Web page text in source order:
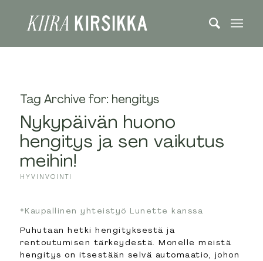
Tag Archive for: hengitys
Nykypäivän huono
hengitys ja sen vaikutus
meihin!
HYVINVOINTI
*Kaupallinen yhteistyö Lunette kanssa
Puhutaan hetki hengityksestä ja
rentoutumisen tärkeydestä. Monelle meistä
hengitys on itsestään selvä automaatio, johon